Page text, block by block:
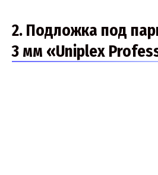
2. Подложка под
3 мм «Uniplex